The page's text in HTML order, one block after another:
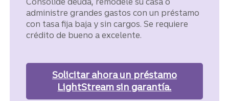
administre grandes gastos con un préstamo
con tasa fija baja y sin cargos. Se requiere
crédito de bueno a excelente.
Solicitar ahoraun préstamo
LightStream sin garantía.